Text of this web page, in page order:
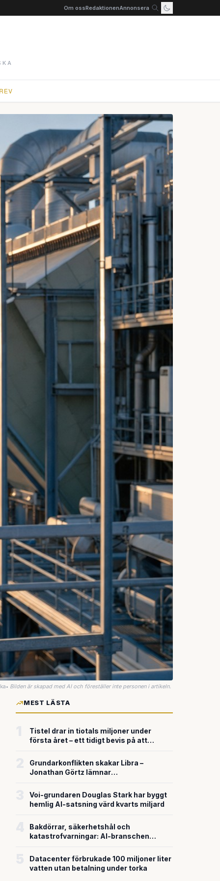
Om ossRedaktionenAnnonsera
• Bilden är skapad med AI och föreställer inte personen i artikeln.
MEST LÄSTA
Tistel drar in tiotals miljoner under
första året – ett tidigt bevis på att
försvarsteknik
Grundarkonflikten skakar Libra –
Jonathan Görtz lämnar
miljardvärderingen
Voi-grundaren Douglas Stark har byggt
hemlig AI-satsning värd kvarts miljard
Bakdörrar, säkerhetshål och
katastrofvarningar: AI-branschen
Datacenter förbrukade 100 miljoner liter
vatten utan betalning under torka